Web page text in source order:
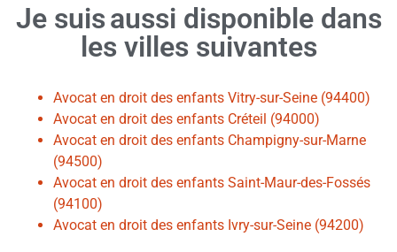
Je suisaussi disponible dans
les villes suivantes
Avocat en droit des enfants Vitry-sur-Seine (94400)
Avocat en droit des enfants Créteil (94000)
Avocat en droit des enfants Champigny-sur-Marne
(94500)
Avocat en droit des enfants Saint-Maur-des-Fossés
(94100)
Avocat en droit des enfants Ivry-sur-Seine (94200)